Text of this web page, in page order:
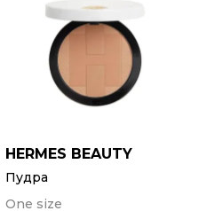
HERMES BEAUTY
Пудра
One size